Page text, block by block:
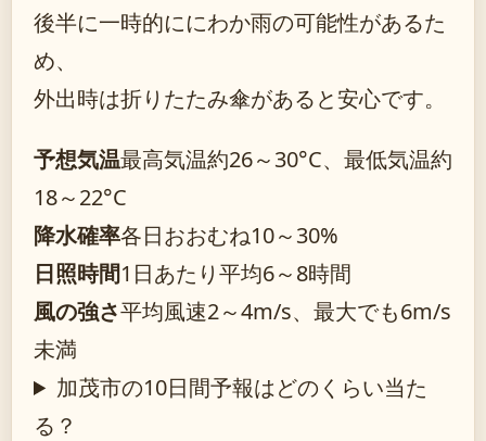
後半に一時的ににわか雨の可能性があるた
め、
外出時は折りたたみ傘があると安心です。
予想気温最高気温約26～30°C、最低気温約
18～22°C
降水確率各日おおむね10～30%
日照時間1日あたり平均6～8時間
風の強さ平均風速2～4m/s、最大でも6m/s
未満
加茂市の10日間予報はどのくらい当た
る？